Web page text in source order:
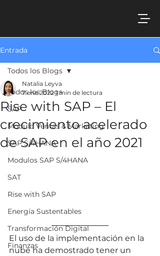
Entrada
Todos los Blogs
SAP
Modulo Ventas & Marketing
SAP S/4HANA
Modulos SAP S/4HANA
SAT
Rise with SAP
Energía Sustentables
Transformación Digital
Finanzas
Todos los Blogs
Rise with SAP – El
crecimiento acelerado
de SAP en el año 2021
Natalia Leyva
7 ene 2022 1 min de lectura
El uso de la implementación en la
nube ha demostrado tener un